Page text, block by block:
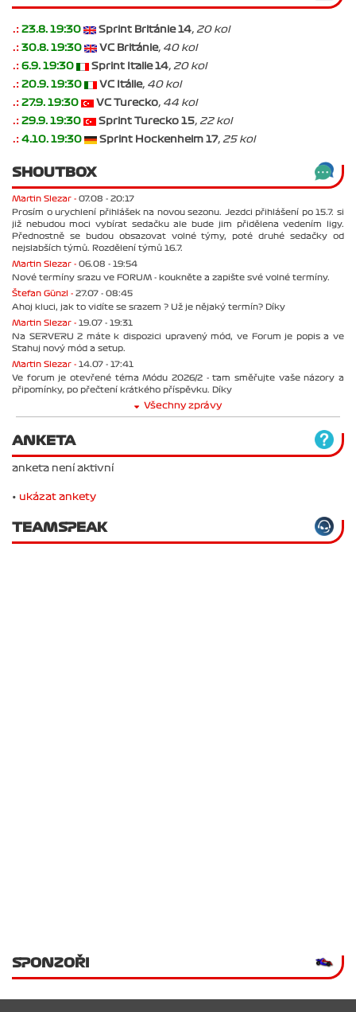
.: 23.8. 19:30 Sprint Británie 14, 20 kol
.: 30.8. 19:30 VC Británie, 40 kol
.: 6.9. 19:30 Sprint Italie 14, 20 kol
.: 20.9. 19:30 VC Itálie, 40 kol
.: 27.9. 19:30 VC Turecko, 44 kol
.: 29.9. 19:30 Sprint Turecko 15, 22 kol
.: 4.10. 19:30 Sprint Hockenheim 17, 25 kol
SHOUTBOX
Martin Slezar - 07.08 - 20:17
Prosím o urychlení přihlášek na novou sezonu. Jezdci přihlášení po 15.7. si
již nebudou moci vybírat sedačku ale bude jim přidělena vedením ligy.
Přednostně se budou obsazovat volné týmy, poté druhé sedačky od
nejslabších týmů. Rozdělení týmů 16.7.
Martin Slezar - 06.08 - 19:54
Nové termíny srazu ve FORUM - koukněte a zapište své volné termíny.
Štefan Günzl - 27.07 - 08:45
Ahoj kluci, jak to vidíte se srazem ? Už je nějaký termín? Díky
Martin Slezar - 19.07 - 19:31
Na SERVERU 2 máte k dispozici upravený mód, ve Forum je popis a ve
Stahuj nový mód a setup.
Martin Slezar - 14.07 - 17:41
Ve forum je otevřené téma Módu 2026/2 - tam směřujte vaše názory a
připomínky, po přečtení krátkého příspěvku. Díky
Všechny zprávy
ANKETA
anketa není aktivní
• ukázat ankety
TEAMSPEAK
SPONZOŘI